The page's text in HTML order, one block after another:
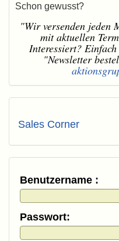
Schon gewusst?
"Wir versenden jeden
mit aktuellen
Interessiert?
"Newsletter
Sales Corner
Benutzername :
Passwort: